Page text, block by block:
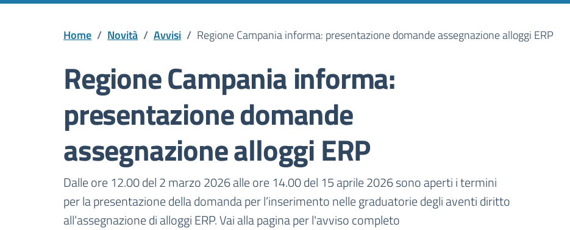
Home / Novità / Avvisi / Regione Campania informa: presentazione domande assegnazione alloggi ERP
Regione Campania informa:
presentazione domande
assegnazione alloggi ERP
Dettagli della notizia
Dalle ore 12.00 del 2 marzo 2026 alle ore 14.00 del 15 aprile 2026 sono aperti i termini
per la presentazione della domanda per l’inserimento nelle graduatorie degli aventi diritto
all’assegnazione di alloggi ERP. Vai alla pagina per l'avviso completo